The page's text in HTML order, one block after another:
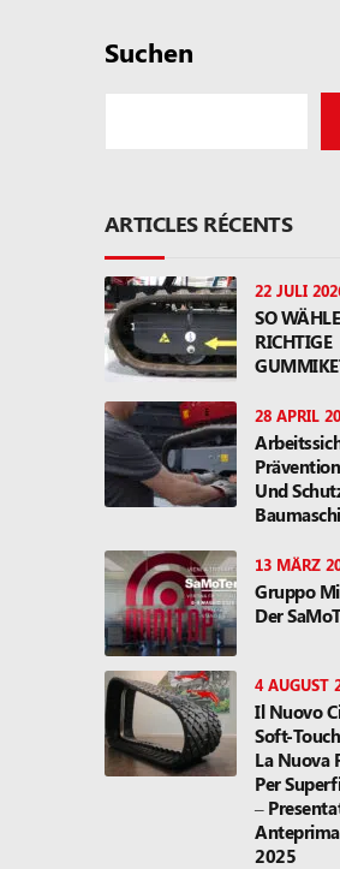
Suchen
ARTICLES RÉCENTS
22 JULI
SO
RICHTIGE
28 APRIL
Und
13 MÄRZ
Gruppo
Der
4 AUGUST
Il Nuovo
Soft-
La Nuova
Per
–
2025